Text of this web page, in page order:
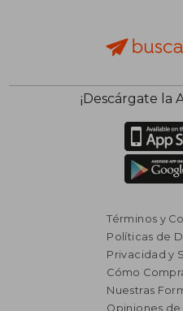
¡Descárgate la
Términos y
Políticas de
Privacidad y
Cómo
Nuestras
Opiniones